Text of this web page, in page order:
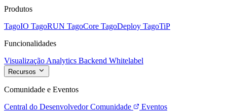
Produtos
TagoIO TagoRUN TagoCore TagoDeploy TagoTiP
Funcionalidades
Visualização Analytics Backend Whitelabel
Recursos
Comunidade e Eventos
Central do Desenvolvedor Comunidade
Eventos